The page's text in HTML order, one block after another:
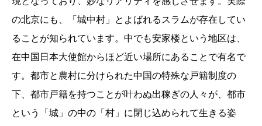
の北京にも、「城中村」とよばれるスラムが存在してい
ることが知られています。中でも安家楼という地区は、
在中国日本大使館からほど近い場所にあることで有名で
す。都市と農村に分けられた中国の特殊な戸籍制度の
下、都市戸籍を持つことが叶わぬ出稼ぎの人々が、都市
という「城」の中の「村」に閉じ込められて生きる姿